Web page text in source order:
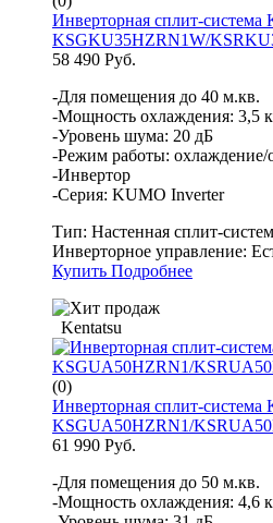
Инверторная сплит-система
KSGKU35HZRN1W/
58 490 Руб.
-Для помещения до 40 м.кв.
-Мощность охлаждения: 3,5
-Уровень шума: 20 дБ
-Режим работы: охлаждение/
-Инвертор
-Серия: KUMO Inverter
Тип: Настенная сплит-
Инверторное управление:
Купить Подробнее
Kentatsu
(0)
Инверторная сплит-система
KSGUA50HZRN1/
61 990 Руб.
-Для помещения до 50 м.кв.
-Мощность охлаждения: 4,6